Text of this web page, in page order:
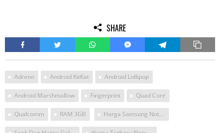
SHARE
Adreno Android KitKat Android Lollipop
Android Marshmallow Fingerprint Quad Core
Qualcomm RAM 3GB Harga Samsung Note Edge April 2017